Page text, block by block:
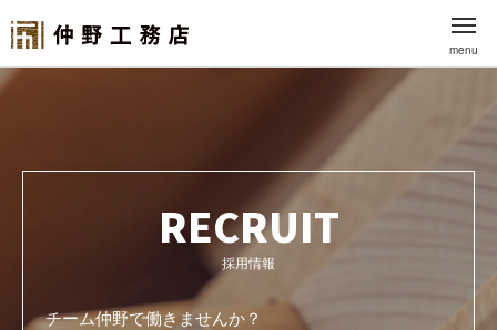
menu
RECRUIT
採用情報
チーム仲野で働きませんか？